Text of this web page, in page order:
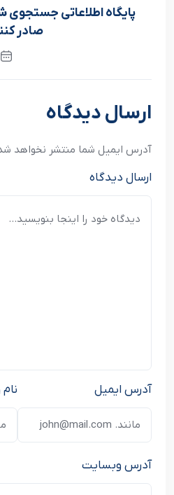
پايگاه اطلاعاتي
صادر
ارسال دیدگاه
آدرس ایمیل شما منتشر نخواهد
ارسال دیدگاه
آدرس ایمیل
آدرس وبسایت